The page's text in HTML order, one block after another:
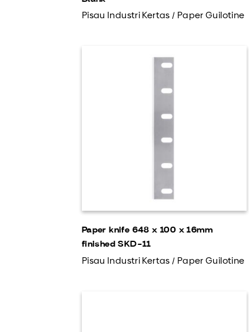
Pisau Industri Kertas / Paper Guilotine
Paper knife 648 x 100 x 16mm
finished SKD-11
Pisau Industri Kertas / Paper Guilotine